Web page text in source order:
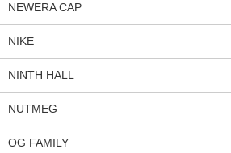
NEWERA CAP
NIKE
NINTH HALL
NUTMEG
OG FAMILY